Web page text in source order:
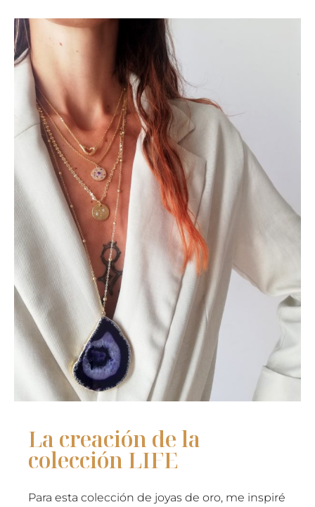
La creación de la
colección LIFE
Para esta colección de joyas de oro, me inspiré